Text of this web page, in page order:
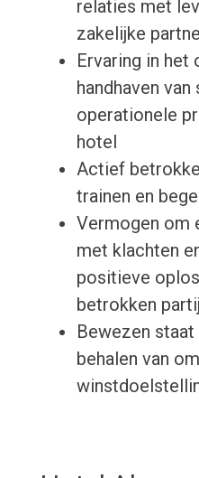
relaties met
zakelijke
Ervaring in het
handhaven van
operationele
hotel
Actief
trainen en
Vermogen om
met klachten
positieve
betrokken
Bewezen
behalen van